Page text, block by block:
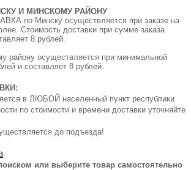
И МИНСКОМУ РАЙОНУ
по Минску осуществляется при заказе на
Стоимость доставки при сумме заказа
8 рублей.
району осуществляется при минимальной
и составляет 8 рублей.
в ЛЮБОЙ населенный пункт республики
по стоимости и времени доставки уточняйте
до подъезда!
или выберите товар самостоятельно